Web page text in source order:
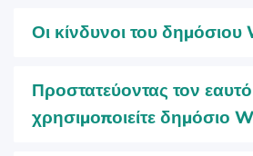
Οι κίνδυνοι του δημόσιου
Προστατεύοντας τον
χρησιμοποιείτε δημόσιο